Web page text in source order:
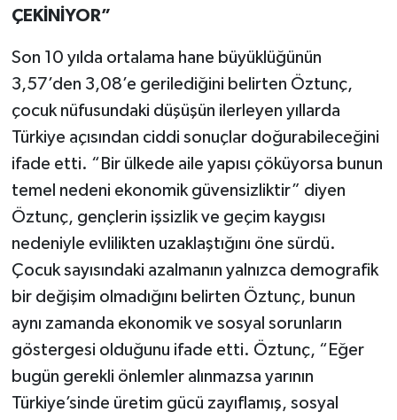
ÇEKİNİYOR”
Son 10 yılda ortalama hane büyüklüğünün
3,57’den 3,08’e gerilediğini belirten Öztunç,
çocuk nüfusundaki düşüşün ilerleyen yıllarda
Türkiye açısından ciddi sonuçlar doğurabileceğini
ifade etti. “Bir ülkede aile yapısı çöküyorsa bunun
temel nedeni ekonomik güvensizliktir” diyen
Öztunç, gençlerin işsizlik ve geçim kaygısı
nedeniyle evlilikten uzaklaştığını öne sürdü.
Çocuk sayısındaki azalmanın yalnızca demografik
bir değişim olmadığını belirten Öztunç, bunun
aynı zamanda ekonomik ve sosyal sorunların
göstergesi olduğunu ifade etti. Öztunç, “Eğer
bugün gerekli önlemler alınmazsa yarının
Türkiye’sinde üretim gücü zayıflamış, sosyal